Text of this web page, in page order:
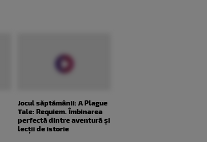
Jocul săptămânii: A Plague
Tale: Requiem. Îmbinarea
perfectă dintre aventură și
lecții de istorie